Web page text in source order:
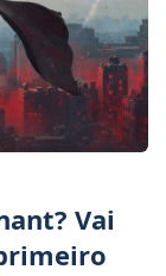
Vai